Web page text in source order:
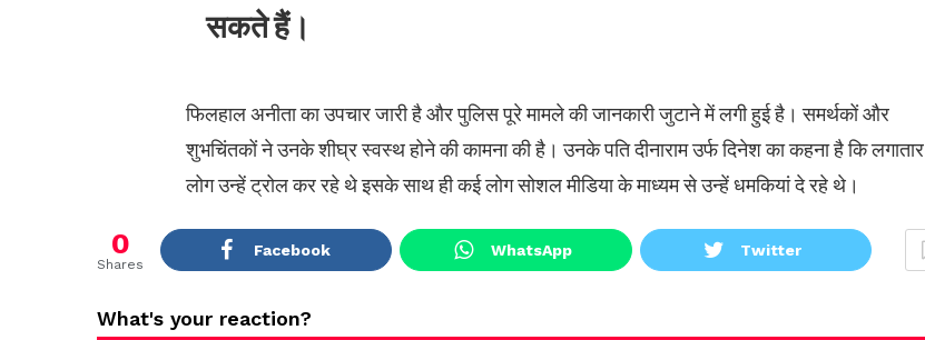
सकते हैं।
फिलहाल अनीता का उपचार जारी है और पुलिस पूरे मामले की जानकारी जुटाने में लगी हुई है। समर्थकों और
शुभचिंतकों ने उनके शीघ्र स्वस्थ होने की कामना की है। उनके पति दीनाराम उर्फ दिनेश का कहना है कि लगातार
लोग उन्हें ट्रोल कर रहे थे इसके साथ ही कई लोग सोशल मीडिया के माध्यम से उन्हें धमकियां दे रहे थे।
0
Shares
Facebook WhatsApp Twitter
What's your reaction?